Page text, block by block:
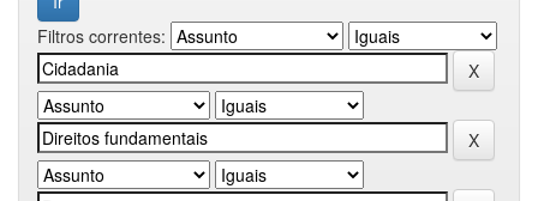
Filtros correntes: